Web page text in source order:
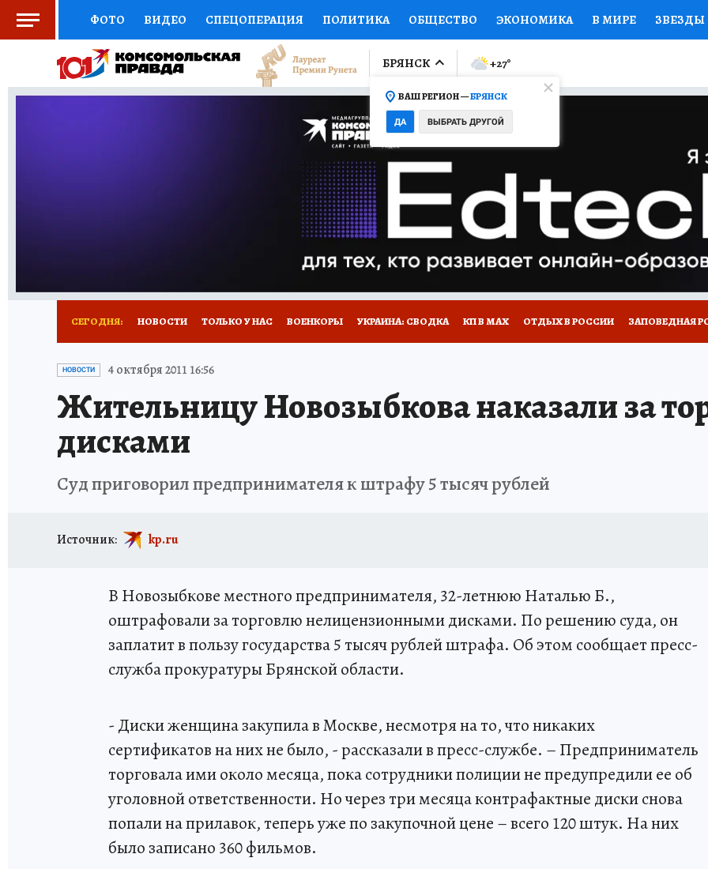
ФОТО ВИДЕО СПЕЦОПЕРАЦИЯ ПОЛИТИКА ОБЩЕСТВО ЭКОНОМИКА В МИРЕ ЗВЕЗДЫ
СОЦПОДДЕРЖКА НАУКА СПОРТ КОЛУМНИСТЫ ПРОИСШЕСТВИЯ НАЦИОНАЛЬНЫЕ
ВЫБОР ЭКСПЕРТОВ ДОКТОР ФИНАНСЫ ОТКРЫВАЕМ МИР Я ЗНАЮ СЕМЬЯ ЖЕНСКИЕ
ПРОГНОЗЫ НА СПОРТ ПРОМОКОДЫ СЕРИАЛЫ
ТЕЛЕВИЗОР КОЛЛЕКЦИИ КОНКУРСЫ
НОВОЕ НА САЙТЕ
БРЯНСК
ВАШ РЕГИОН —БРЯНСК
ДА ВЫБРАТЬ ДРУГОЙ
+27°
СЕГОДНЯ: НОВОСТИ ТОЛЬКО У НАС ВОЕНКОРЫ УКРАИНА: СВОДКА КП В МАХ ОТДЫХ В РОССИИ ЗАПОВЕДНАЯ
ИСПЫТАНО НА СЕБЕ
НОВОСТИ 4 октября 2011 16:56
Жительницу Новозыбкова наказали за
дисками
Суд приговорил предпринимателя к штрафу 5 тысяч рублей
Источник: kp.ru
В Новозыбкове местного предпринимателя, 32-летнюю Наталью Б.,
оштрафовали за торговлю нелицензионными дисками. По решению суда, он
заплатит в пользу государства 5 тысяч рублей штрафа. Об этом сообщает пресс-
служба прокуратуры Брянской области.
- Диски женщина закупила в Москве, несмотря на то, что никаких
сертификатов на них не было, - рассказали в пресс-службе. – Предприниматель
торговала ими около месяца, пока сотрудники полиции не предупредили ее об
уголовной ответственности. Но через три месяца контрафактные диски снова
попали на прилавок, теперь уже по закупочной цене – всего 120 штук. На них
было записано 360 фильмов.